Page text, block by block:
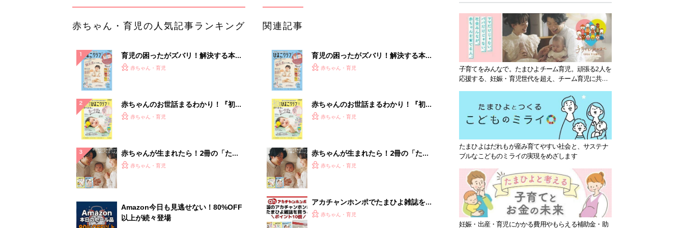
赤ちゃん・育児の人気記事ランキング
育児の困ったがズバリ！解決する本
『ひよこクラブ 秋号』 4カ月～2才
赤ちゃん・育児
赤ちゃんのお世話まるわかり！『初め
てのひよこクラブ 夏号』〈巻頭大特
赤ちゃん・育児
赤ちゃんが生まれたら！2冊の「たま
ひよ」
赤ちゃん・育児
Amazon今日も見逃せない！80%OFF
以上が続々登場
関連記事
育児の困ったがズバリ！解決する本
『ひよこクラブ 秋号』 4カ月～2才
赤ちゃん・育児
赤ちゃんのお世話まるわかり！『初め
てのひよこクラブ 夏号』〈巻頭大特
赤ちゃん・育児
赤ちゃんが生まれたら！2冊の「たま
ひよ」
赤ちゃん・育児
アカチャンホンポでたまひよ雑誌を買
うとポイント10倍【期間限定】
赤ちゃん・育児
子育てをみんなで。たまひよチーム育児。頑張る2人を
応援する、妊娠・育児世代を超え、チーム育児に共感
たまひよはだれもが産み育てやすい社会と、サステナ
ブルなこどものミライの実現をめざします
妊娠・出産・育児にかかる費用やもらえる補助金・助